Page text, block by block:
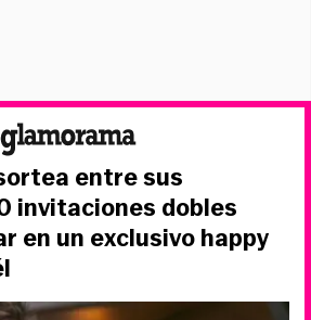
entre sus
invitaciones dobles
en un exclusivo happy